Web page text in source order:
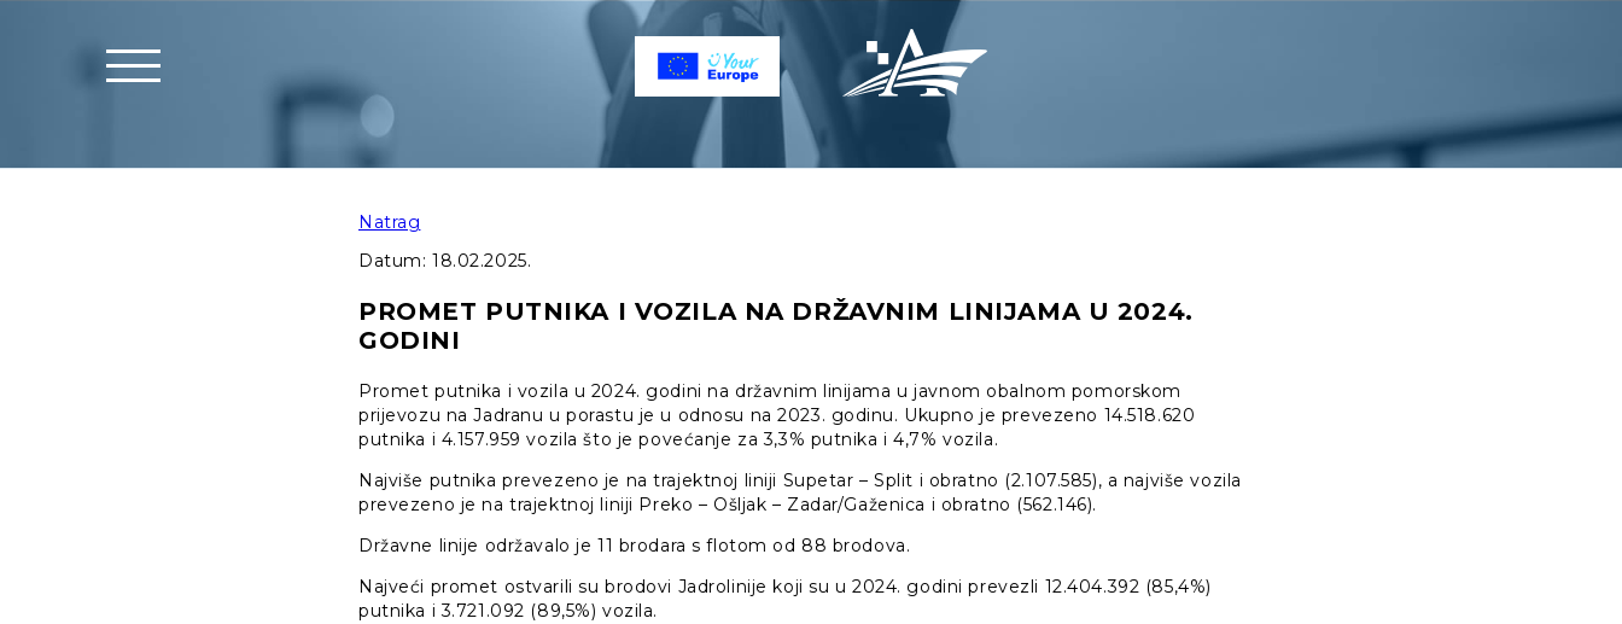
Natrag
Datum: 18.02.2025.
PROMET PUTNIKA I VOZILA NA DRŽAVNIM LINIJAMA U 2024.
GODINI
Promet putnika i vozila u 2024. godini na državnim linijama u javnom obalnom pomorskom
prijevozu na Jadranu u porastu je u odnosu na 2023. godinu. Ukupno je prevezeno 14.518.620
putnika i 4.157.959 vozila što je povećanje za 3,3% putnika i 4,7% vozila.
Najviše putnika prevezeno je na trajektnoj liniji Supetar – Split i obratno (2.107.585), a najviše vozila
prevezeno je na trajektnoj liniji Preko – Ošljak – Zadar/Gaženica i obratno (562.146).
Državne linije održavalo je 11 brodara s flotom od 88 brodova.
Najveći promet ostvarili su brodovi Jadrolinije koji su u 2024. godini prevezli 12.404.392 (85,4%)
putnika i 3.721.092 (89,5%) vozila.